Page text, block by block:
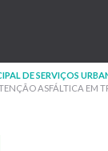
recolher
DE SERVIÇOS
ASFÁLTICA EM